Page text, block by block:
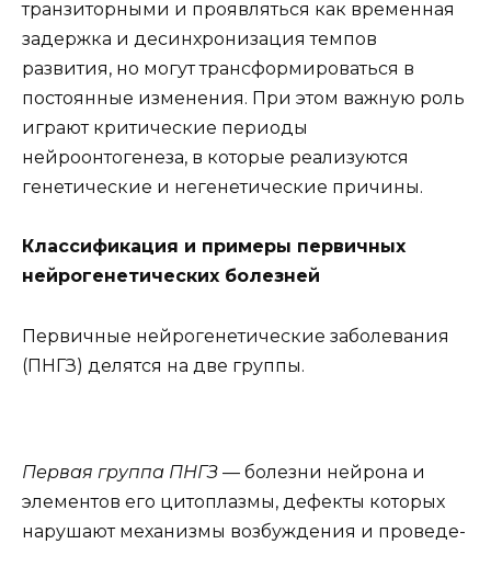
транзиторными и проявляться как временная
задержка и десинхронизация темпов
развития, но могут трансформироваться в
постоянные изменения. При этом важную роль
играют критические периоды
нейроонтогенеза, в которые реализуются
генетические и негенетические причины.
Классификация и примеры первичных
нейрогенетических болезней
Первичные нейрогенетические заболевания
(ПНГЗ) делятся на две группы.
Первая группа ПНГЗ — болезни нейрона и
элементов его цитоплазмы, дефекты которых
нарушают механизмы возбуждения и проведе-